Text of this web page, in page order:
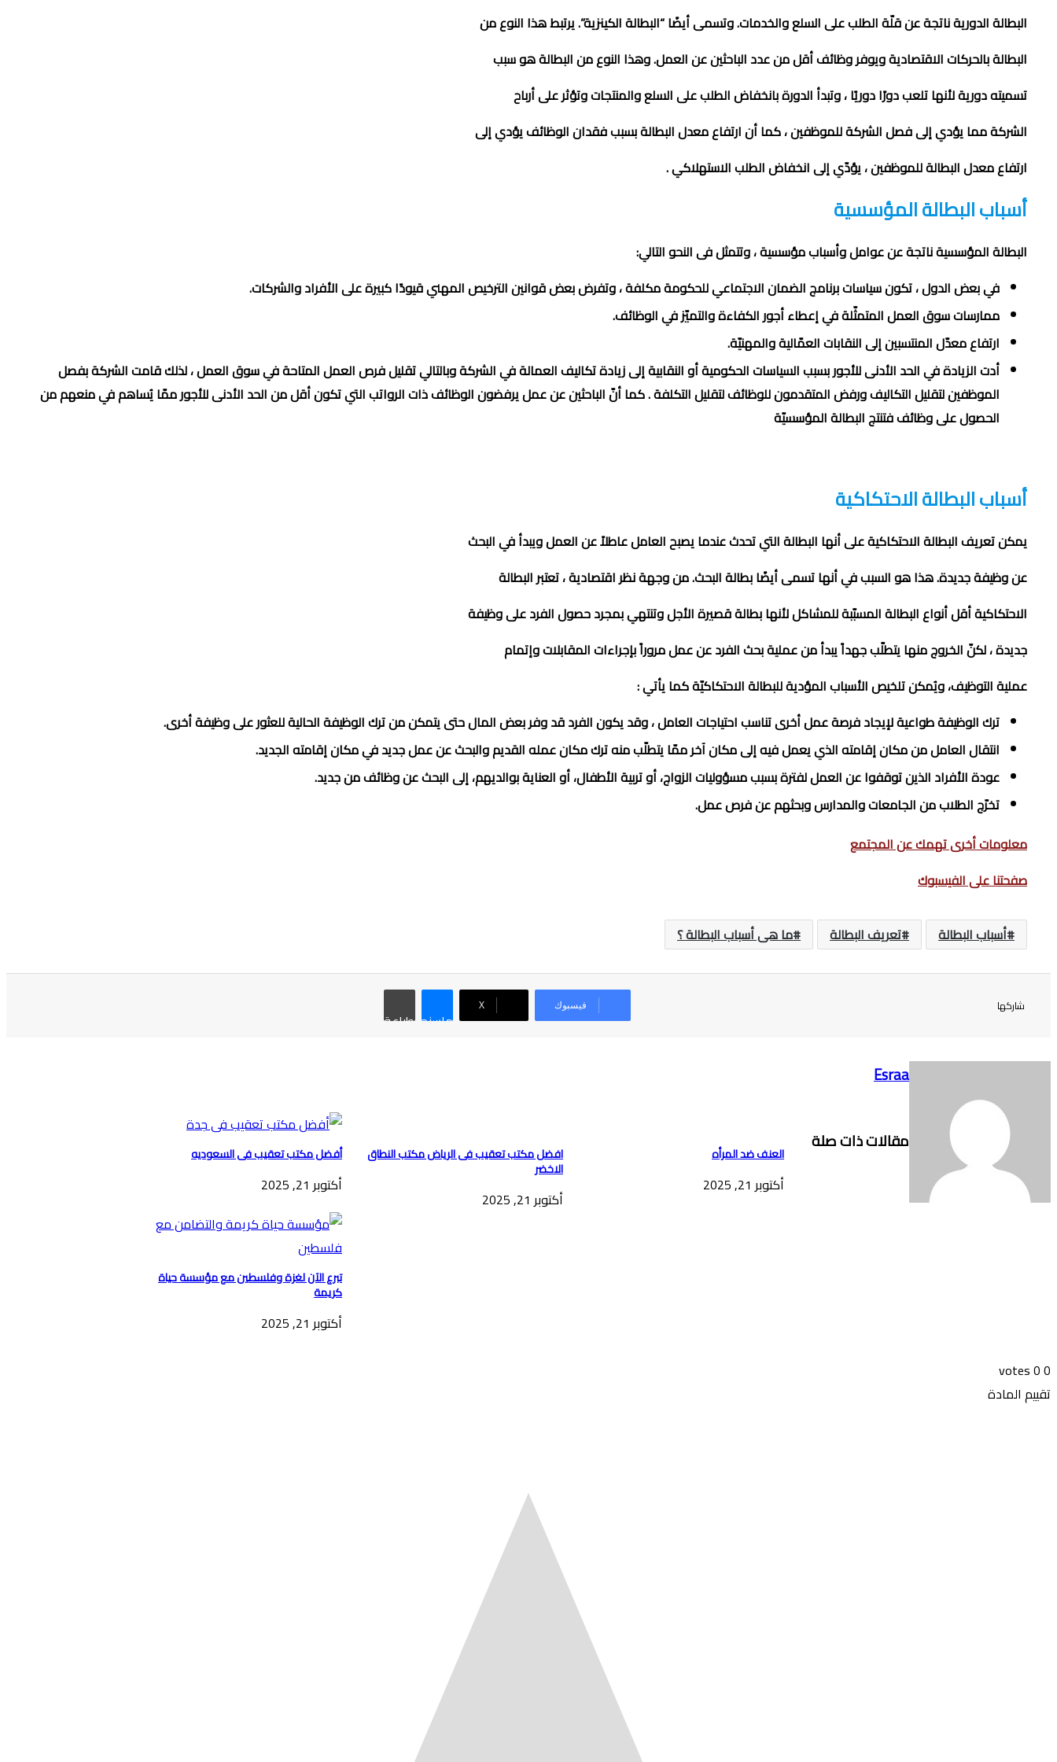
البطالة الدورية ناتجةعن قلّة الطلب على السلع والخدمات. وتسمى أيضًا “البطالة الكينزية”. يرتبط هذا النوع من
البطالة بالحركات الاقتصادية ويوفر وظائف أقل من عدد الباحثين عن العمل. وهذا النوع من البطالة هو سبب
تسميته دورية لأنها تلعب دورًا دوريًا ، وتبدأ الدورة بانخفاض الطلب على السلع والمنتجات وتؤثر على أرباح
الشركة مما يؤدي إلى فصل الشركة للموظفين ، كما أن ارتفاع معدل البطالة بسبب فقدان الوظائفيؤدي إلى
ارتفاع معدل البطالة للموظفين ، يؤدّي إلى انخفاض الطلب الاستهلاكي .
أسباب البطالة المؤسسية
البطالة المؤسسية ناتجة عن عوامل وأسباب مؤسسية ، وتتمثل فى النحو التالي:
في بعض الدول ، تكون سياسات برنامج الضمان الاجتماعي للحكومة مكلفة ، وتفرض بعض قوانين الترخيص المهني قيودًا كبيرة على الأفراد والشركات.
ممارسات سوق العمل المتمثّلة في إعطاء أجور الكفاءة والتميّز في الوظائف.
ارتفاع معدّل المنتسبين إلى النقابات العمّالية والمهنيّة.
أدت الزيادة في الحد الأدنى للأجور بسبب السياسات الحكومية أو النقابية إلى زيادة تكاليف العمالة في الشركة وبالتالي تقليل فرص العمل المتاحة في سوق العمل ، لذلك قامت الشركة بفصل
الموظفين لتقليل التكاليف ورفض المتقدمون للوظائفلتقليل التكلفة . كما أنّ الباحثين عن عمل يرفضون الوظائف ذات الرواتب التي تكون أقل من الحد الأدنى للأجور ممّا يُساهم في منعهم من
الحصول على وظائف فتنتج البطالة المؤسسيّة
أسباب البطالة الاحتكاكية
يمكن تعريف البطالة الاحتكاكية على أنها البطالة التي تحدث عندما يصبح العامل عاطلاً عن العمل ويبدأ في البحث
عن وظيفة جديدة. هذا هو السبب في أنها تسمى أيضًا بطالة البحث.من وجهة نظر اقتصادية ، تعتبر البطالة
الاحتكاكية أقل أنواع البطالة المسبّبة للمشاكللأنها بطالة قصيرة الأجل وتنتهي بمجرد حصول الفرد على وظيفة
جديدة، لكنّ الخروج منها يتطلّب جهداً يبدأ من عملية بحث الفرد عن عمل مروراً بإجراءات المقابلات وإتمام
عملية التوظيف، ويُمكن تلخيص الأسباب المؤدية للبطالة الاحتكاكيّة كما يأتي:
ترك الوظيفة طواعية لإيجاد فرصة عمل أخرى تناسب احتياجات العامل ، وقد يكون الفرد قد وفر بعض المال حتى يتمكن من ترك الوظيفة الحالية للعثور على وظيفة أخرى.
انتقال العامل من مكان إقامته الذي يعمل فيه إلى مكان آخر ممّا يتطلّب منه ترك مكان عمله القديم والبحث عن عمل جديد في مكان إقامته الجديد.
عودة الأفراد الذين توقفوا عن العمل لفترة بسبب مسؤوليات الزواج، أو تربية الأطفال، أو العناية بوالديهم، إلى البحث عن وظائف من جديد.
تخرّج الطلاب من الجامعات والمدارس وبحثهم عن فرص عمل.
معلومات أخرى تهمك عن المجتمع
صفحتنا على الفيسبوك
أسباب البطالة تعريف البطالة ما هى أسباب البطالة ؟
شاركها فيسبوك ‫X
ماسنجر طباعة
Esraa
مقالات ذات صلة العنف ضد المرأه
أكتوبر 21, 2025
افضل مكتب تعقيب فى الرياض مكتب النطاق
الاخضر
أكتوبر 21, 2025
أفضل مكتب تعقيب فى السعوديه
أكتوبر 21, 2025
تبرع الآن لغزة وفلسطين مع مؤسسة حياة
كريمة
أكتوبر 21, 2025
0
0
votes
تقييم المادة